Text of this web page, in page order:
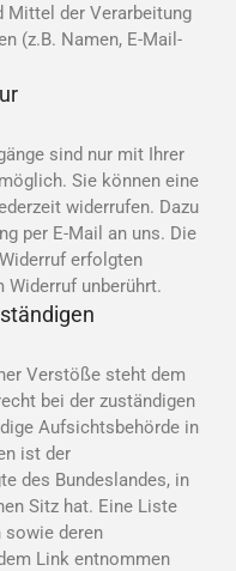
Mittel der Verarbeitung
(z.B. Namen, E-Mail-
sind nur mit Ihrer
Sie können eine
widerrufen. Dazu
per E-Mail an uns. Die
erfolgten
Widerruf unberührt.
Verstöße steht dem
bei der zuständigen
Aufsichtsbehörde in
ist der
des Bundeslandes, in
Sitz hat. Eine Liste
sowie deren
Link entnommen